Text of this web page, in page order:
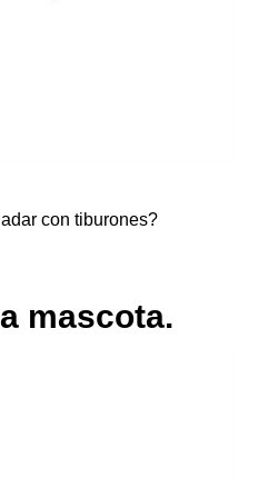
con tiburones?
mascota.